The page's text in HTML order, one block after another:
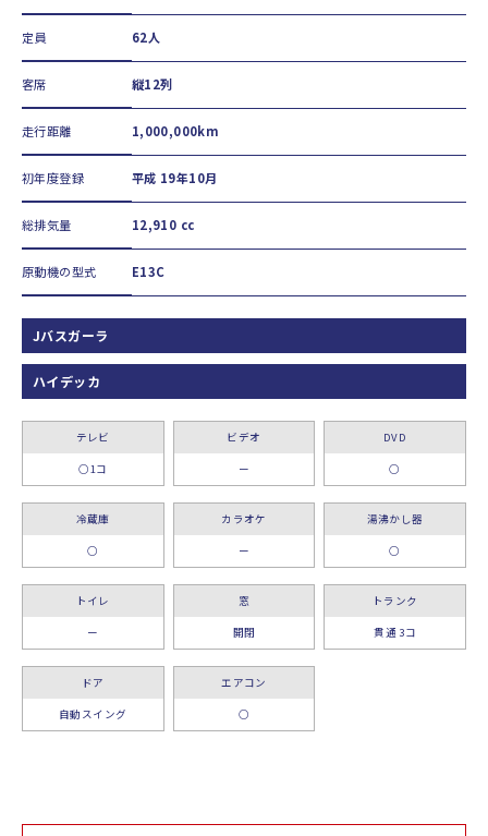
定員 62人
客席 縦12列
走行距離 1,000,000km
初年度登録 平成 19年10月
総排気量 12,910 cc
原動機の型式 E13C
Jバスガーラ
ハイデッカ
テレビ
○1コ
ビデオ
ー
DVD
○
冷蔵庫
○
カラオケ
ー
湯沸かし器
○
トイレ
ー
窓
開閉
トランク
貫通 3コ
ドア
自動スイング
エアコン
○